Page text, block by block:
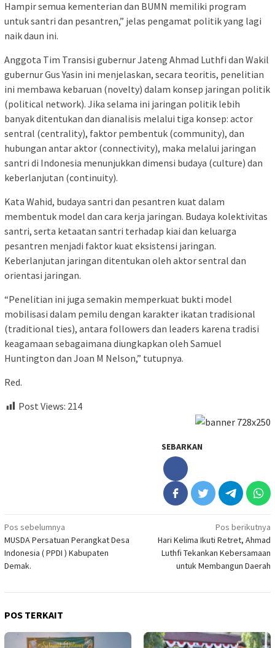
Hampir semua kementerian dan BUMN memiliki program
untuk santri dan pesantren,” jelas pengamat politik yang lagi
naik daun ini.
Anggota Tim Transisi gubernur Jateng Ahmad Luthfi dan Wakil
gubernur Gus Yasin ini menjelaskan, secara teoritis, penelitian
ini membawa kebaruan (novelty) dalam konsep jaringan politik
(political network). Jika selama ini jaringan politik lebih
banyak ditentukan dan dianalisis melalui tiga konsep: actor
sentral (centrality), faktor pembentuk (community), dan
hubungan antar aktor (connectivity), maka melalui jaringan
santri di Indonesia menunjukkan dimensi budaya (culture) dan
keberlanjutan (continuity).
Kata Wahid, budaya santri dan pesantren kuat dalam
membentuk model dan cara kerja jaringan. Budaya kolektivitas
santri, serta ketaatan santri terhadap kiai dan keluarga
pesantren menjadi faktor kuat eksistensi jaringan.
Keberlanjutan jaringan ditentukan oleh aktor sentral dan
orientasi jaringan.
“Penelitian ini juga semakin memperkuat bukti model
mobilisasi dalam pemilu dengan karakter ikatan tradisional
(traditional ties), antara followers dan leaders karena tradisi
keagamaan sebagaimana diungkapkan oleh Samuel
Huntington dan Joan M Nelson,” tutupnya.
Red.
Post Views: 214
SEBARKAN
Navigasi
pos
Pos sebelumnya
MUSDA Persatuan Perangkat Desa
Indonesia ( PPDI ) Kabupaten
Demak.
Pos berikutnya
Hari Kelima Ikuti Retret, Ahmad
Luthfi Tekankan Kebersamaan
untuk Membangun Daerah
POS TERKAIT